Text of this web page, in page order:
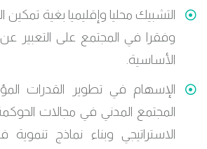
التشبيك محليا وإقليميا بغية تمكين
وفقرا في المجتمع على التعبير عن
الأساسية.
الإسهام في تطوير القدرات
المجتمع المدني في مجالات
الاستراتيجي وبناء نماذج تنموية